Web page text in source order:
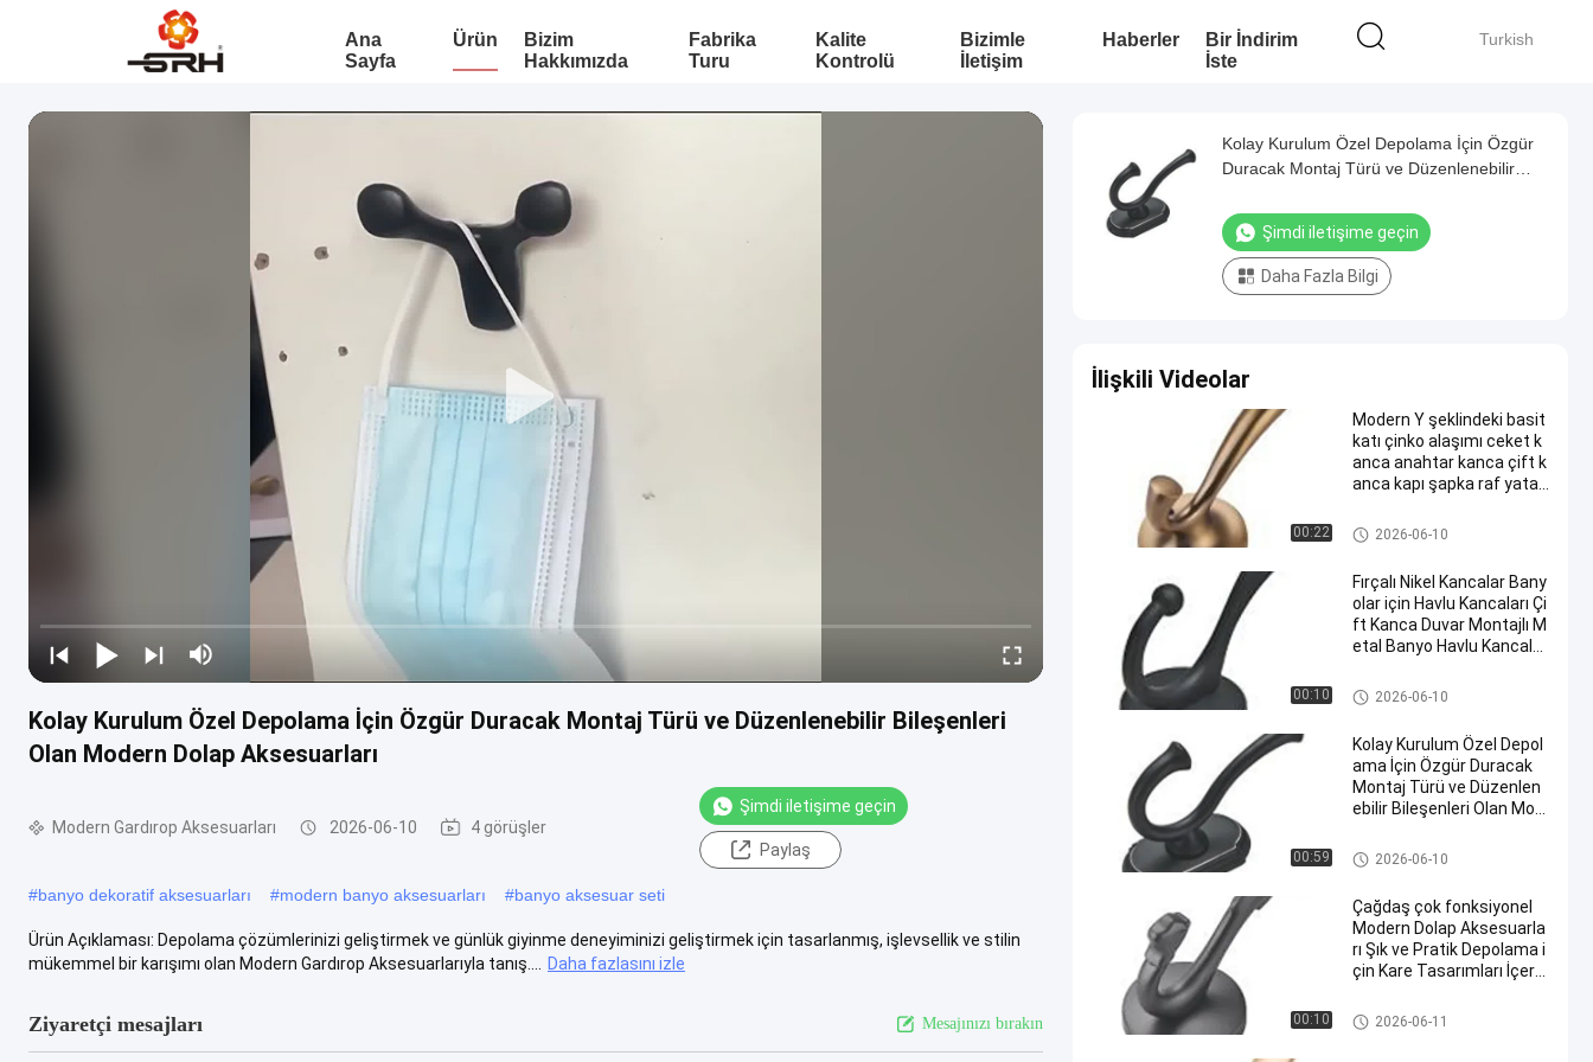
Turkish
Ana
Sayfa
Ürün
Bizim
Hakkımızda
Fabrika
Turu
Kalite
Kontrolü
Bizimle
İletişim
Haberler
Bir İndirim
İste
Kolay Kurulum Özel Depolama İçin Özgür Duracak Montaj Türü ve Düzenlenebilir Bileşenleri
Olan Modern Dolap Aksesuarları
Modern Gardırop Aksesuarları 2026-06-10 4 görüşler
Şimdi iletişime geçin
Paylaş
#banyo dekoratif aksesuarları #modern banyo aksesuarları #banyo aksesuar seti
Ürün Açıklaması: Depolama çözümlerinizi geliştirmek ve günlük giyinme deneyiminizi geliştirmek için tasarlanmış, işlevsellik ve stilin
mükemmel bir karışımı olan Modern Gardırop Aksesuarlarıyla tanış....
Daha fazlasını izle
Ziyaretçi mesajları Mesajınızı bırakın
Kolay Kurulum Özel Depolama İçin Özgür
Duracak Montaj Türü ve Düzenlenebilir
Şimdi iletişime geçin
Daha Fazla Bilgi
İlişkili Videolar
00:22
Modern Y şeklindeki basit
katı çinko alaşımı ceket k
anca anahtar kanca çift k
anca kapı şapka raf yatak
aları
Modern Gardırop Aksesuarları
2026-06-10
00:10
Fırçalı Nikel Kancalar Bany
olar için Havlu Kancaları Çi
ft Kanca Duvar Montajlı M
etal Banyo Havlu Kancalar
arı
Modern Gardırop Aksesuarları
2026-06-10
00:59
Kolay Kurulum Özel Depol
ama İçin Özgür Duracak
Montaj Türü ve Düzenlen
ebilir Bileşenleri Olan Mod
Modern Gardırop Aksesuarları
2026-06-10
00:10
Çağdaş çok fonksiyonel
Modern Dolap Aksesuarla
rı Şık ve Pratik Depolama i
çin Kare Tasarımları İçere
Modern Gardırop Aksesuarları
2026-06-11